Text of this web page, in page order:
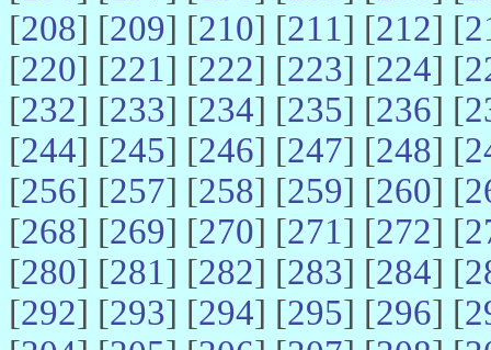
[208] [209] [210] [211] [212] [
[220] [221] [222] [223] [224] [
[232] [233] [234] [235] [236] [
[244] [245] [246] [247] [248] [
[256] [257] [258] [259] [260] [
[268] [269] [270] [271] [272] [
[280] [281] [282] [283] [284] [
[292] [293] [294] [295] [296] [